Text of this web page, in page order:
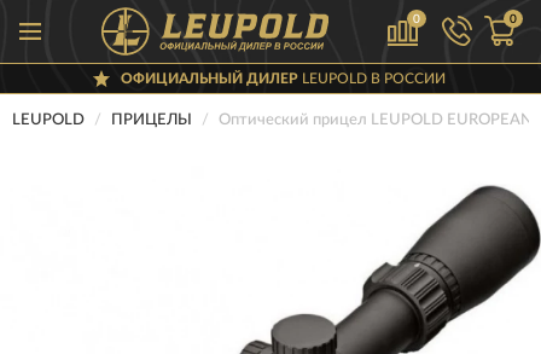
0 0
ОФИЦИАЛЬНЫЙ ДИЛЕР LEUPOLD В РОССИИ
LEUPOLD ПРИЦЕЛЫ Оптический прицел LEUPOLD